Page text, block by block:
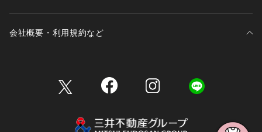
会社概要・利用規約など